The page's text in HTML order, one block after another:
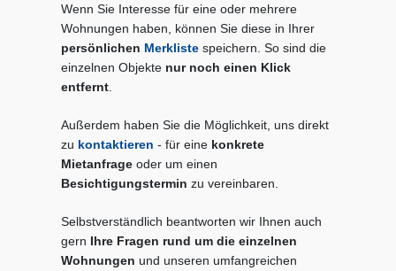
Wenn Sie Interesse für eine oder mehrere
Wohnungen haben, können Sie diese in Ihrer
persönlichen Merklistespeichern. So sind die
einzelnen Objekte nur noch einen Klick
entfernt.
Außerdem haben Sie die Möglichkeit, uns direkt
zu kontaktieren - für eine konkrete
Mietanfrageoder um einen
Besichtigungstermin zu vereinbaren.
Selbstverständlich beantworten wir Ihnen auch
gern Ihre Fragen rund um die einzelnen
Wohnungen und unseren umfangreichen